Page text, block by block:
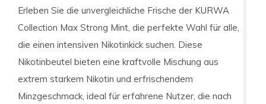
Erleben Sie die unvergleichliche Frische der KURWA
Collection Max Strong Mint, die perfekte Wahl für alle,
die einen intensiven Nikotinkick suchen. Diese
Nikotinbeutel bieten eine kraftvolle Mischung aus
extrem starkem Nikotin und erfrischendem
Minzgeschmack, ideal für erfahrene Nutzer, die nach